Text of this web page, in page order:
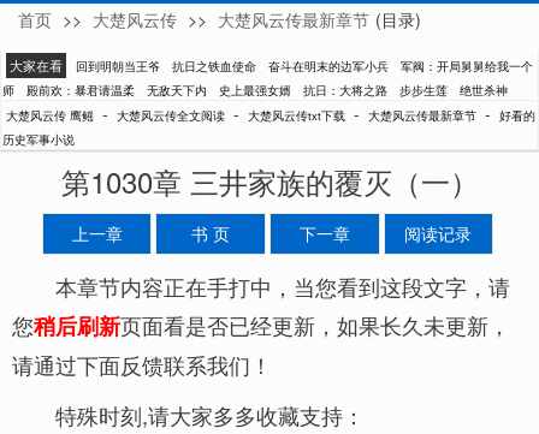
鹰鳐
首页 >> 大楚风云传 >> 大楚风云传最新章节 (目录)
大家在看 回到明朝当王爷 抗日之铁血使命 奋斗在明末的边军小兵
军阀：开局舅舅给我一个
师
殿前欢：暴君请温柔 无敌天下内 史上最强女婿 抗日：大将之路 步步生莲
绝世杀神
大楚风云传 鹰鳐 - 大楚风云传全文阅读 - 大楚风云传txt下载 - 大楚风云传最新章节 - 好看的
历史军事小说
第1030章 三井家族的覆灭（一）
上一章 书 页 下一章 阅读记录
本章节内容正在手打中，当您看到这段文字，请
您稍后刷新页面看是否已经更新，如果长久未更新，
请通过下面反馈联系我们！
特殊时刻,请大家多多收藏支持：